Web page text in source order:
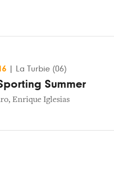
La Turbie (06)
Summer
, Enrique Iglesias